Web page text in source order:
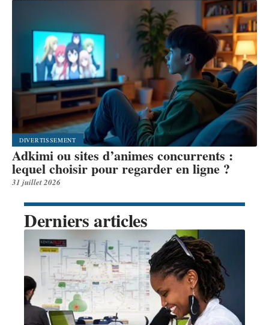
DIVERTISSEMENT
Adkimi ou sites d’animes concurrents :
lequel choisir pour regarder en ligne ?
31 juillet 2026
Derniers articles